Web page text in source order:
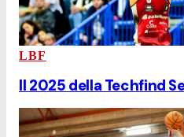
LBF
Il 2025 della Techfind